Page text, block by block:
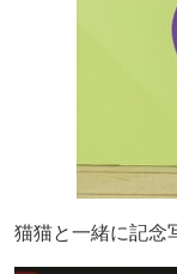
猫猫と一緒に記念